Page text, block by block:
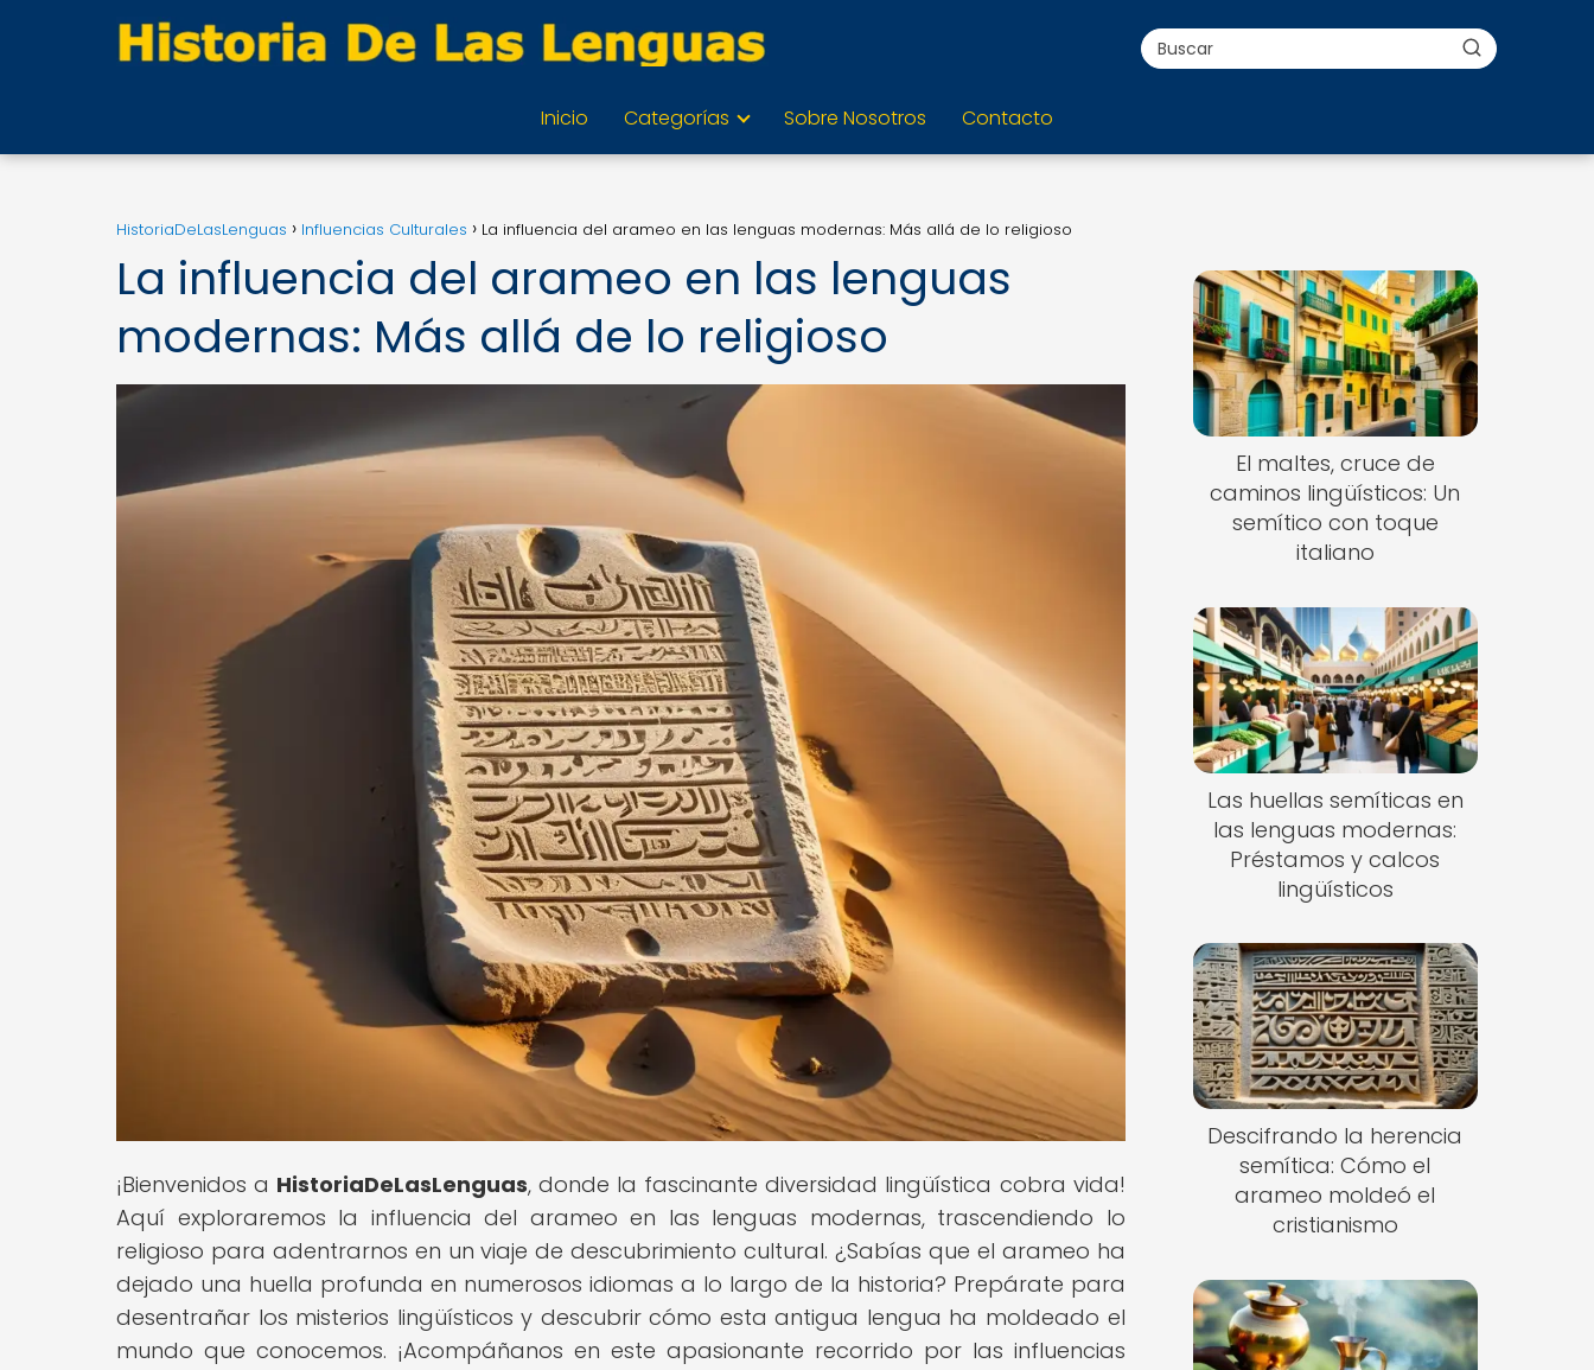
Inicio Categorías Sobre Nosotros Contacto
HistoriaDeLasLenguas Influencias Culturales La influencia del arameo en las lenguas modernas: Más allá de lo religioso
La influencia del arameo en las lenguas
modernas: Más allá de lo religioso
¡Bienvenidos a HistoriaDeLasLenguas, donde la fascinante diversidad lingüística cobra vida!
Aquí exploraremos la influencia del arameo en las lenguas modernas, trascendiendo lo
religioso para adentrarnos en un viaje de descubrimiento cultural. ¿Sabías que el arameo ha
dejado una huella profunda en numerosos idiomas a lo largo de la historia? Prepárate para
desentrañar los misterios lingüísticos y descubrir cómo esta antigua lengua ha moldeado el
mundo que conocemos. ¡Acompáñanos en este apasionante recorrido por las influencias
El maltes, cruce de
caminos lingüísticos: Un
semítico con toque
italiano
Las huellas semíticas en
las lenguas modernas:
Préstamos y calcos
lingüísticos
Descifrando la herencia
semítica: Cómo el
arameo moldeó el
cristianismo